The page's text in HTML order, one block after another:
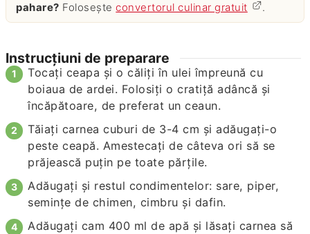
pahare? Foloseșteconvertorul culinar gratuit .
Instrucțiuni de preparare
Tocați ceapa și o căliți în ulei împreună cu
boiaua de ardei. Folosiți o cratiță adâncă și
încăpătoare, de preferat un ceaun.
Tăiați carnea cuburi de 3-4 cm și adăugați-o
peste ceapă. Amestecați de câteva ori să se
prăjească puțin pe toate părțile.
Adăugați și restul condimentelor: sare, piper,
semințe de chimen, cimbru și dafin.
Adăugați cam 400 ml de apă și lăsați carnea să